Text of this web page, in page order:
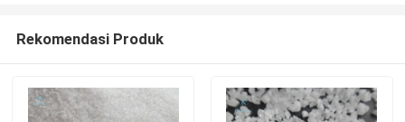
Rekomendasi Produk